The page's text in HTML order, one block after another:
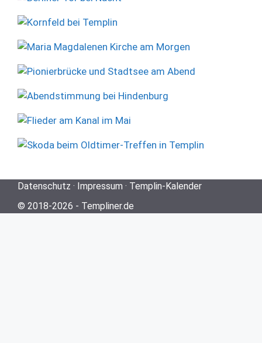
Datenschutz · Impressum · Templin-Kalender
© 2018-2026 - Templiner.de